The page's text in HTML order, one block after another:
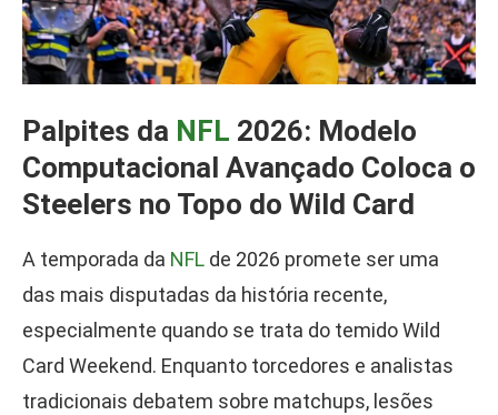
Palpites da NFL 2026: Modelo
Computacional Avançado Coloca o
Steelers no Topo do Wild Card
A temporada da NFL de 2026 promete ser uma
das mais disputadas da história recente,
especialmente quando se trata do temido Wild
Card Weekend. Enquanto torcedores e analistas
tradicionais debatem sobre matchups, lesões